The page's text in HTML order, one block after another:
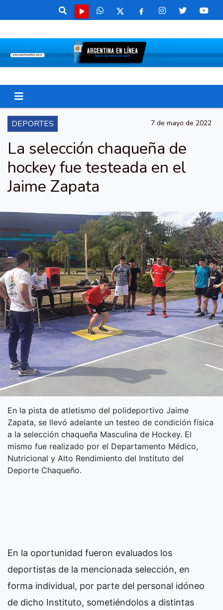
DEPORTES 7 de mayo de 2022
La selección chaqueña de
hockey fue testeada en el
Jaime Zapata
En la pista de atletismo del polideportivo Jaime
Zapata, se llevó adelante un testeo de condición física
a la selección chaqueña Masculina de Hockey. El
mismo fue realizado por el Departamento Médico,
Nutricional y Alto Rendimiento del Instituto del
Deporte Chaqueño.
En la oportunidad fueron evaluados los
deportistas de la mencionada selección, en
forma individual, por parte del personal idóneo
de dicho Instituto, sometiéndolos a distintas